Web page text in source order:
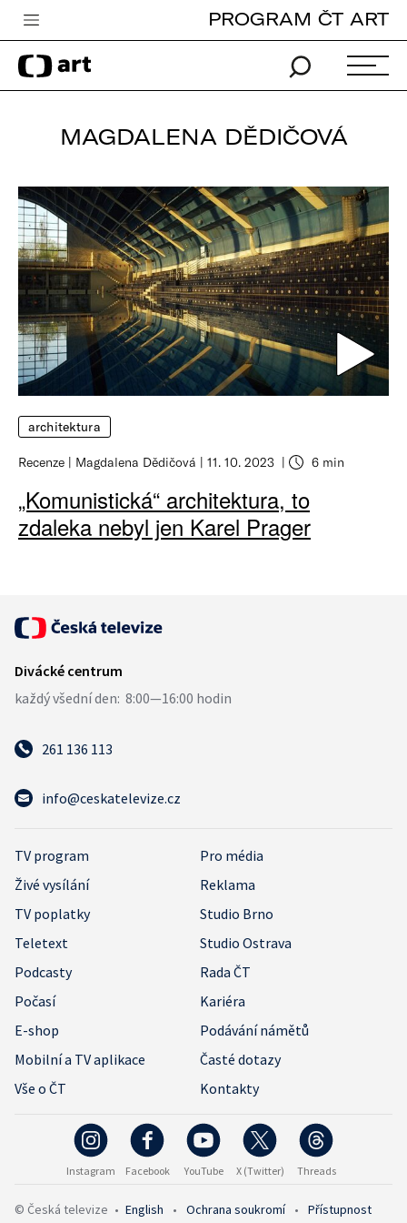
Česká televize
Zpravodajství
TV program
Pro děti
edu
Vše o ČT
PROGRAM ČT ART
MAGDALENA DĚDIČOVÁ
architektura
Recenze Magdalena Dědičová 11. 10. 2023 6 min
„Komunistická“ architektura, to
zdaleka nebyl jen Karel Prager
261 136 113
info@ceskatelevize.cz
TV program
Pro média
Živé vysílání
Reklama
TV poplatky
Studio Brno
Teletext
Studio Ostrava
Podcasty
Rada ČT
Počasí
Kariéra
E-shop
Podávání námětů
Mobilní a TV aplikace
Časté dotazy
Vše o ČT
Kontakty
Instagram Facebook YouTube X (Twitter) Threads
© Česká televize • English • Ochrana soukromí • Přístupnost